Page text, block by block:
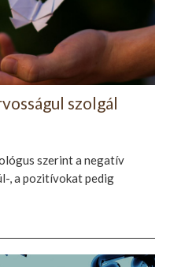
szolgál
szerint a negatív
, a pozitívokat pedig